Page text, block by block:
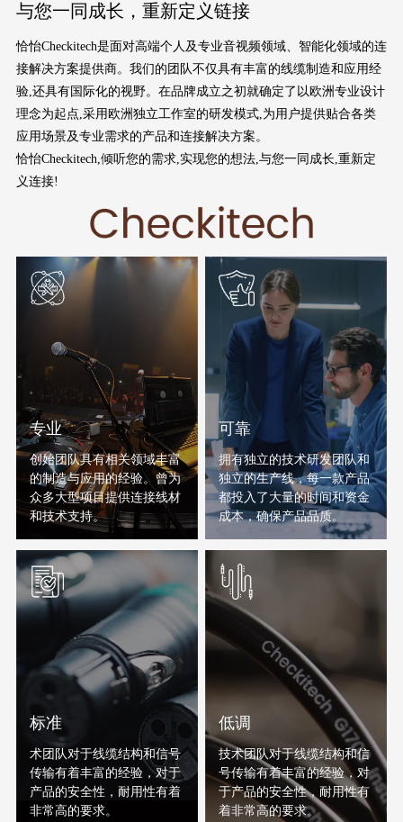
与您一同成长，重新定义链接
恰怡Checkitech是面对高端个人及专业音视频领域、智能化领域的连
接解决方案提供商。我们的团队不仅具有丰富的线缆制造和应用经
验,还具有国际化的视野。在品牌成立之初就确定了以欧洲专业设计
理念为起点,采用欧洲独立工作室的研发模式,为用户提供贴合各类
应用场景及专业需求的产品和连接解决方案。
恰怡Checkitech,倾听您的需求,实现您的想法,与您一同成长,重新定
义连接!
专业
创始团队具有相关领域丰富
的制造与应用的经验。曾为
众多大型项目提供连接线材
和技术支持。
可靠
拥有独立的技术研发团队和
独立的生产线，每一款产品
都投入了大量的时间和资金
成本，确保产品品质。
标准
术团队对于线缆结构和信号
传输有着丰富的经验，对于
产品的安全性，耐用性有着
非常高的要求。
低调
技术团队对于线缆结构和信
号传输有着丰富的经验，对
于产品的安全性，耐用性有
着非常高的要求。